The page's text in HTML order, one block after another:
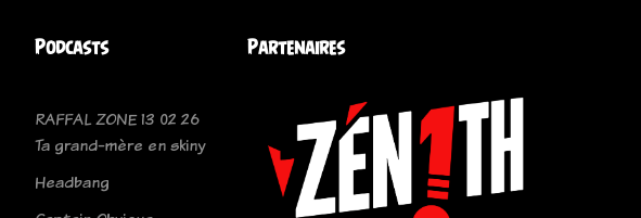
Podcasts
RAFFAL ZONE 13 02 26
Ta grand-mère en skiny
Headbang
Partenaires